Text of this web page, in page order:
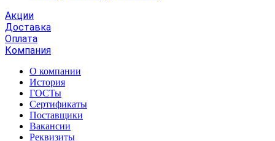
Акции
Доставка
Оплата
Компания
О компании
История
ГОСТы
Сертификаты
Поставщики
Вакансии
Реквизиты